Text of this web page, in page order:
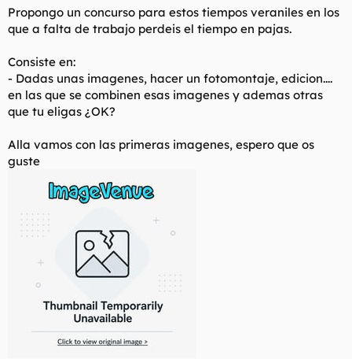
t
m
a
i
o
Propongo un concurso para estos tiempos veraniles en los
que a falta de trabajo perdeis el tiempo en pajas.
Consiste en:
- Dadas unas imagenes, hacer un fotomontaje, edicion....
en las que se combinen esas imagenes y ademas otras
que tu eligas ¿OK?
Alla vamos con las primeras imagenes, espero que os
guste